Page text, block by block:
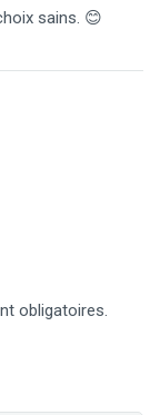
sains. 😊
obligatoires.